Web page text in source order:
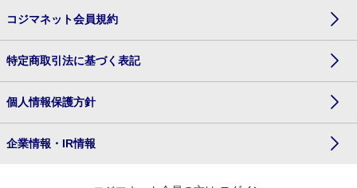
コジマネット会員規約
特定商取引法に基づく表記
個人情報保護方針
企業情報・IR情報